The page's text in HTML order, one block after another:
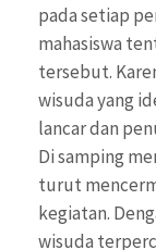
pada setiap
mahasiswa
tersebut.
wisuda yang
lancar dan
Di samping
turut
kegiatan.
wisuda